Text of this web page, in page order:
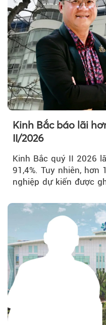
Kinh Bắc báo lãi
II/2026
Kinh Bắc quý II 2026
91,4%. Tuy nhiên, hơn
nghiệp dự kiến được